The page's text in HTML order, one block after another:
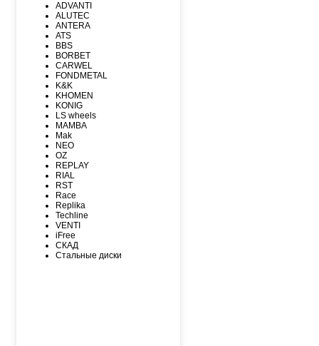
MARSHAL
MATADOR
MAXXIS
MICHELIN
MIRAGE
NEXEN
NITTO
NOKIAN
NOKIAN NORDMAN
Nordman Nordman
ONYX
PACE
PIRELLI
PIRELLI Formula
ROADCRUZA
ROADKING
ROADMARCH
ROADSTONE
ROTALLA
SAILUN
SATOYA
SONIX
SUNFULL
TIGAR
TORERO
TORQUE
ADVANTI
ALUTEC
ANTERA
ATS
BBS
BORBET
CARWEL
FONDMETAL
K&K
KHOMEN
KONIG
LS wheels
MAMBA
Mak
NEO
OZ
REPLAY
RIAL
RST
Race
Replika
Techline
VENTI
iFree
СКАД
Стальные диски